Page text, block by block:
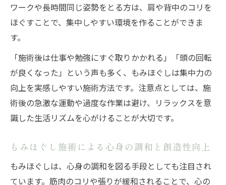
ワークや長時間同じ姿勢をとる方は、肩や背中のコリを
ほぐすことで、集中しやすい環境を作ることができま
す。
「施術後は仕事や勉強にすぐ取りかかれる」「頭の回転
が良くなった」という声も多く、もみほぐしは集中力の
向上を実感しやすい施術方法です。注意点としては、施
術後の急激な運動や過度な作業は避け、リラックスを意
識した生活リズムを心がけることが大切です。
もみほぐし施術による心身の調和と創造性向上
もみほぐしは、心身の調和を図る手段としても注目され
ています。筋肉のコリや張りが緩和されることで、心の